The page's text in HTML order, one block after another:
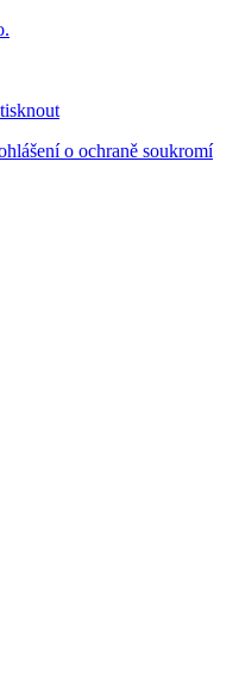
o ochraně soukromí